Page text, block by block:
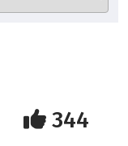
344